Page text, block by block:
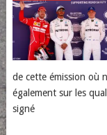
de cette émission où
également sur les
signé